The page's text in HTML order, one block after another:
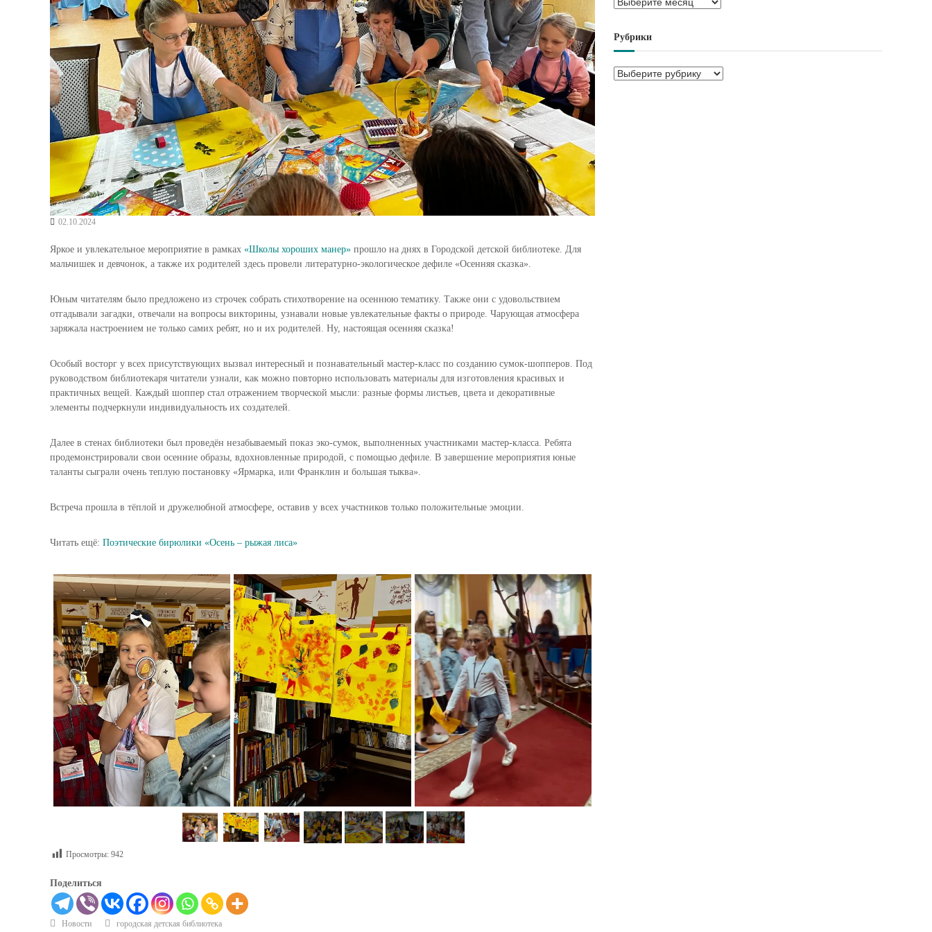
02.10.2024
Яркое и увлекательное мероприятие в рамках «Школы хороших манер» прошло на днях в Городской детской библиотеке. Для
мальчишек и девчонок, а также их родителей здесь провели литературно-экологическое дефиле «Осенняя сказка».
Юным читателям было предложено из строчек собрать стихотворение на осеннюю тематику. Также они с удовольствием
отгадывали загадки, отвечали на вопросы викторины, узнавали новые увлекательные факты о природе. Чарующая атмосфера
заряжала настроением не только самих ребят, но и их родителей. Ну, настоящая осенняя сказка!
Особый восторг у всех присутствующих вызвал интересный и познавательный мастер-класс по созданию сумок-шопперов. Под
руководством библиотекаря читатели узнали, как можно повторно использовать материалы для изготовления красивых и
практичных вещей. Каждый шоппер стал отражением творческой мысли: разные формы листьев, цвета и декоративные
элементы подчеркнули индивидуальность их создателей.
Далее в стенах библиотеки был проведён незабываемый показ эко-сумок, выполненных участниками мастер-класса. Ребята
продемонстрировали свои осенние образы, вдохновленные природой, с помощью дефиле. В завершение мероприятия юные
таланты сыграли очень теплую постановку «Ярмарка, или Франклин и большая тыква».
Встреча прошла в тёплой и дружелюбной атмосфере, оставив у всех участников только положительные эмоции.
Читать ещё: Поэтические бирюлики «Осень – рыжая лиса»
Просмотры: 942
Поделиться
Новости городская детская библиотека
ы
Рубрики
Р